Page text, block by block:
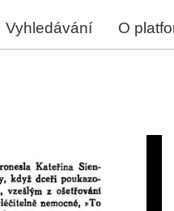
Vyhledávání O